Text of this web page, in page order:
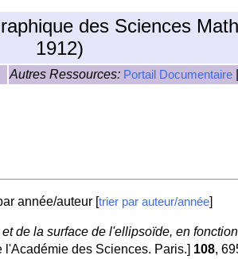
des Sciences
1912)
Autres Ressources: Portail Documentaire
année/auteur [trier par auteur/année]
de la surface de l'ellipsoïde, en
des Sciences. Paris.] 108,